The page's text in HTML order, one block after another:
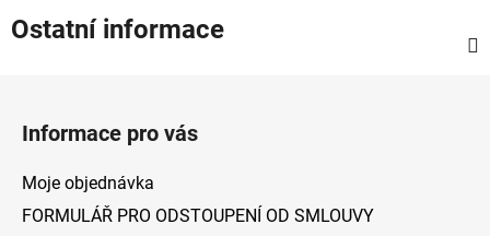
Ostatní informace
Informace pro vás
Moje objednávka
FORMULÁŘ PRO ODSTOUPENÍ OD SMLOUVY